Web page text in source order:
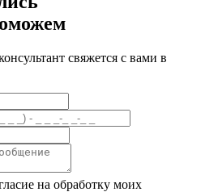
свяжется с вами в
на обработку моих